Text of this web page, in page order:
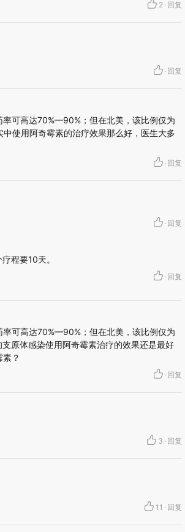
2 · 回复
· 回复
可高达70%—90%；但在北美，该比例仅为
使用阿奇霉素的治疗效果那么好，医生大多
· 回复
· 回复
程要10天。
· 回复
可高达70%—90%；但在北美，该比例仅为
原体感染使用阿奇霉素治疗的效果还是最好
？
· 回复
3 · 回复
11 · 回复